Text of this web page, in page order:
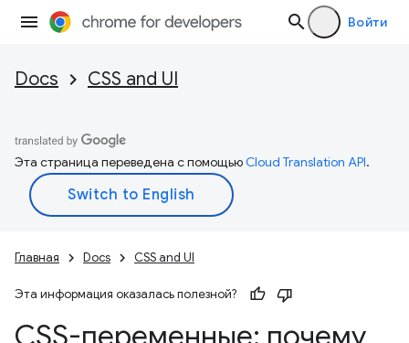
Войти
Docs CSS and UI
Эта страница переведена с помощьюCloud Translation API.
Главная Docs CSS and UI
Эта информация оказалась полезной?
CSS-переменные: почему